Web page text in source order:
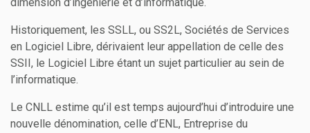
Historiquement, les SSLL, ou SS2L, Sociétés de Services
en Logiciel Libre, dérivaient leur appellation de celle des
SSII, le Logiciel Libre étant un sujet particulier au sein de
l’informatique.
Le CNLL estime qu’il est temps aujourd’hui d’introduire une
nouvelle dénomination, celle d’ENL, Entreprise du